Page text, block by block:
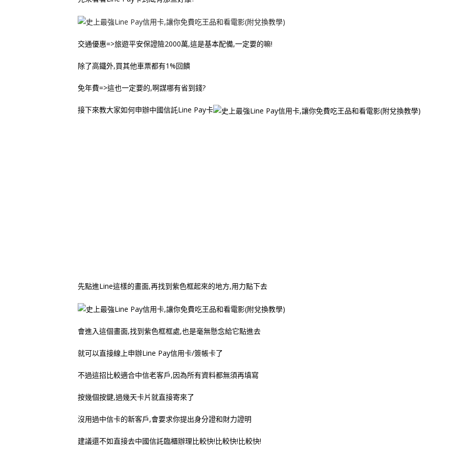
交通優惠=>旅遊平安保證險2000萬,這是基本配備,一定要的嘛!
除了高鐵外,買其他車票都有1%回饋
免年費=>這也一定要的,啊謀哪有省到錢?
接下來教大家如何申辦中國信託Line Pay卡
先點進Line這樣的畫面,再找到紫色框起來的地方,用力點下去
會進入這個畫面,找到紫色框框處,也是毫無懸念給它點進去
就可以直接線上申辦Line Pay信用卡/簽帳卡了
不過這招比較適合中信老客戶,因為所有資料都無須再填寫
按幾個按鍵,過幾天卡片就直接寄來了
沒用過中信卡的新客戶,會要求你提出身分證和財力證明
建議還不如直接去中國信託臨櫃辦理比較快!比較快!比較快!